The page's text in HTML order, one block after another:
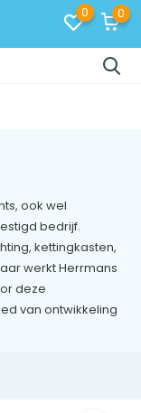
0 0
ook wel
bedrijf.
kettingkasten,
werkt Herrmans
deze
van ontwikkeling